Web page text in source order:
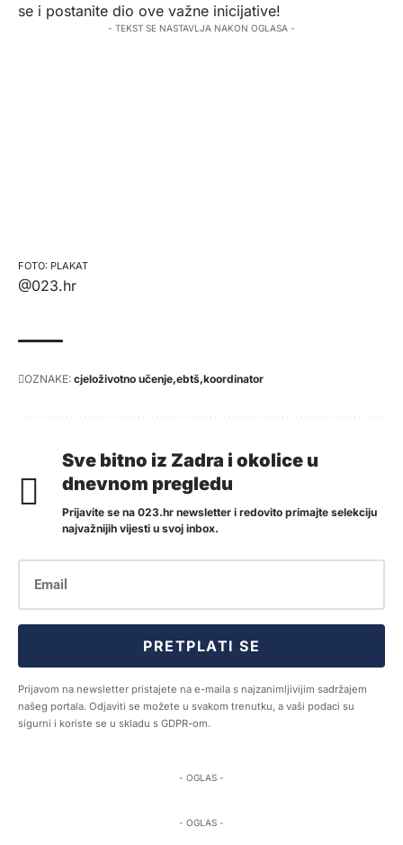
se i postanite dio ove važne inicijative!
- TEKST SE NASTAVLJA NAKON OGLASA -
PLAKAT
@023.hr
OZNAKE: cjeloživotno učenje ebtš koordinator
Sve bitno iz Zadra i okolice u
dnevnom pregledu
Prijavite se na 023.hr newsletter i redovito primajte selekciju
najvažnijih vijesti u svoj inbox.
PRETPLATI SE
Prijavom na newsletter pristajete na e-maila s najzanimljivijim sadržajem
našeg portala. Odjaviti se možete u svakom trenutku, a vaši podaci su
sigurni i koriste se u skladu s GDPR-om.
- OGLAS -
- OGLAS -